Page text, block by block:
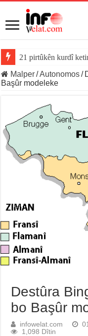
21 pirtûkên kurdî
YE derî vekir:
Malper/Autonomos/
Başûr modeleke
Destûra
bo Başûr
infowelat.com
1,098 Dîtin